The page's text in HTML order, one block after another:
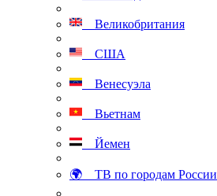
Великобритания
США
Венесуэла
Вьетнам
Йемен
🌍 ТВ по городам России